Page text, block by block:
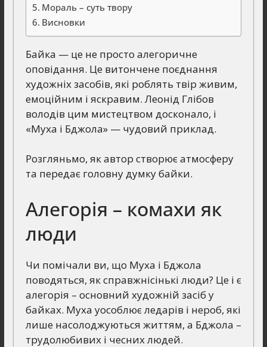
Мораль – суть твору
Висновки
Байка — це не просто алегоричне
оповідання. Це витончене поєднання
художніх засобів, які роблять твір живим,
емоційним і яскравим. Леонід Глібов
володів цим мистецтвом досконало, і
«Муха і Бджола» — чудовий приклад.
Розгляньмо, як автор створює атмосферу
та передає головну думку байки.
Алегорія – комахи як
люди
Чи помічали ви, що Муха і Бджола
поводяться, як справжнісінькі люди? Це і є
алегорія – основний художній засіб у
байках. Муха уособлює ледарів і нероб, які
лише насолоджуються життям, а Бджола –
трудолюбивих і чесних людей.